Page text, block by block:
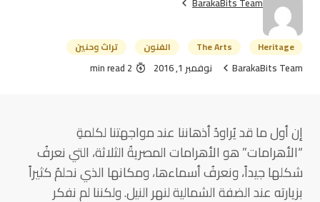
Heritage
The Arts الفنون تراث وحنين
BarakaBits Team نوفمبر 1, 2016 2 min read
إن أول ما قد يُراودُ أذهاننا عند مواجهتنا لكلمةِ
“الأهرامات” هو الأهرامات المصريةُ الثلاثة، التي نعرفُ
شكلها جيداً، ونعرفُ أسماءها، ومكانها الذي نحلمُ كثيراً
بزيارته عند الضفة الشمالية لنهر النيل. ولكننا لم نفكر